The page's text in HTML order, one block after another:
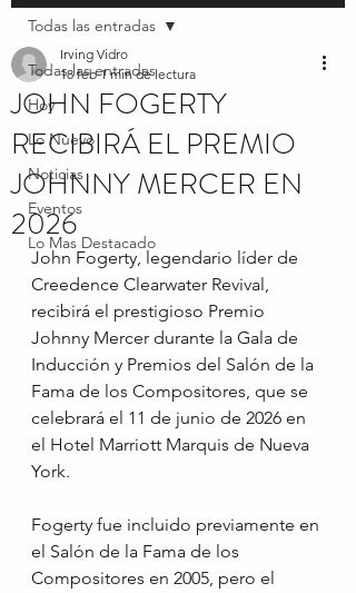
Todas las entradas
Hoy
Lo Nuevo
Noticias
Eventos
Lo Mas Destacado
Todas las entradas
JOHN FOGERTY
RECIBIRÁ EL PREMIO
JOHNNY MERCER EN
2026
Irving Vidro
18 feb 1 min de lectura
John Fogerty, legendario líder de
Creedence Clearwater Revival,
recibirá el prestigioso Premio
Johnny Mercer durante la Gala de
Inducción y Premios del Salón de la
Fama de los Compositores, que se
celebrará el 11 de junio de 2026 en
el Hotel Marriott Marquis de Nueva
York.
Fogerty fue incluido previamente en
el Salón de la Fama de los
Compositores en 2005, pero el